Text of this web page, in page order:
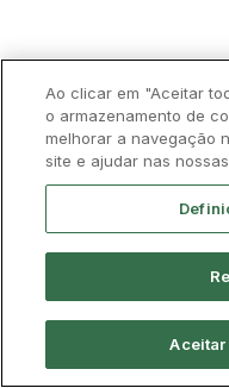
Ao clicar em "Aceitar
o armazenamento de
melhorar a navegação
site e ajudar nas